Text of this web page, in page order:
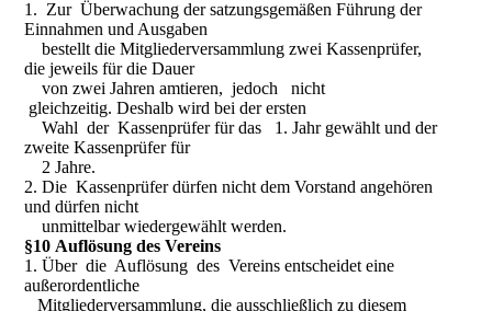
1. Zur Überwachung der satzungsgemäßen Führung der
Einnahmen und Ausgaben
bestellt die Mitgliederversammlung zwei Kassenprüfer,
die jeweils für die Dauer
von zwei Jahren amtieren, jedoch nicht
gleichzeitig. Deshalb wird bei der ersten
Wahl der Kassenprüfer für das 1. Jahr gewählt und der
zweite Kassenprüfer für
2 Jahre.
2. Die Kassenprüfer dürfen nicht dem Vorstand angehören
und dürfen nicht
unmittelbar wiedergewählt werden.
§10 Auflösung des Vereins
1. Über die Auflösung des Vereins entscheidet eine
außerordentliche
Mitgliederversammlung, die ausschließlich zu diesem